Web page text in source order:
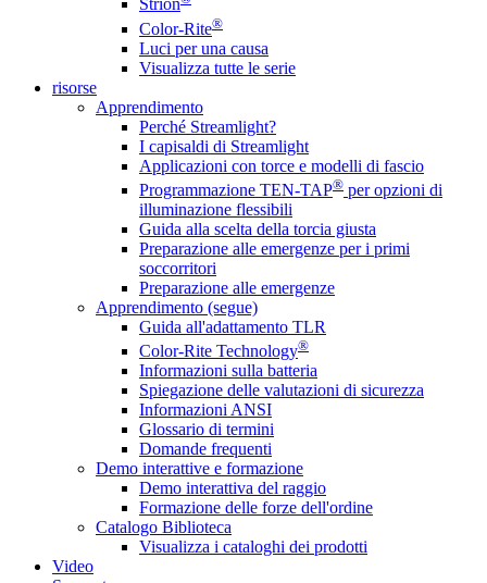
Strion
Color-Rite®
Luci per una causa
Visualizza tutte le serie
risorse
Apprendimento
Perché Streamlight?
I capisaldi di Streamlight
Applicazioni con torce e modelli di fascio
Programmazione TEN-TAP® per opzioni di
illuminazione flessibili
Guida alla scelta della torcia giusta
Preparazione alle emergenze per i primi
soccorritori
Preparazione alle emergenze
Apprendimento (segue)
Guida all'adattamento TLR
Color-Rite Technology®
Informazioni sulla batteria
Spiegazione delle valutazioni di sicurezza
Informazioni ANSI
Glossario di termini
Domande frequenti
Demo interattive e formazione
Demo interattiva del raggio
Formazione delle forze dell'ordine
Catalogo Biblioteca
Visualizza i cataloghi dei prodotti
Video